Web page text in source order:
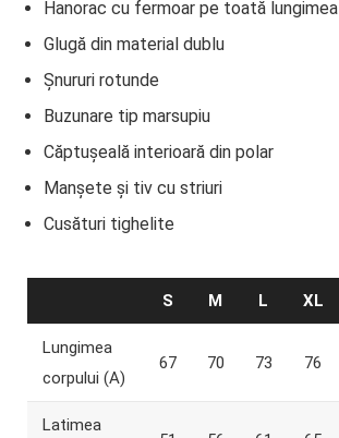
Hanorac cu fermoar pe toată lungimea
Glugă din material dublu
Șnururi rotunde
Buzunare tip marsupiu
Căptușeală interioară din polar
Manșete și tiv cu striuri
Cusături tighelite
S M L XL
Lungimea
corpului (A)
67 70 73 76
Latimea